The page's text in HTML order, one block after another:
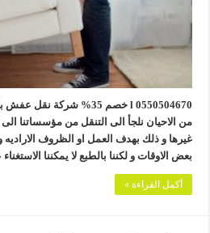
من الاحيان نلجأ الى التنقل من مؤسساتنا
غيرها و ذلك بهدف العمل او الظروف الاراديه
بعض الاوقات و لكننا بالطبع لا يمكننا
أكمل القراءة »